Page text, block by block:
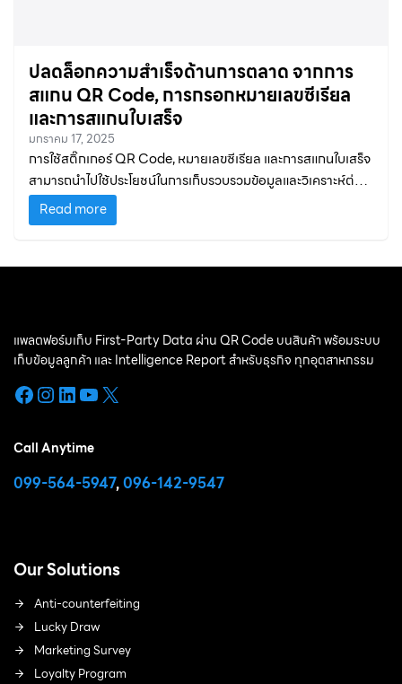
ปลดล็อกความสำเร็จด้านการตลาด จากการ
สแกน QR Code, การกรอกหมายเลขซีเรียล
และการสแกนใบเสร็จ
มกราคม 17, 2025
การใช้สติ๊กเกอร์ QR Code, หมายเลขซีเรียล และการสแกนใบเสร็จ
สามารถนำไปใช้ประโยชน์ในการเก็บรวบรวมข้อมูลและวิเคราะห์ต่อย
อดทางการตลาดได้
Read more
แพลตฟอร์มเก็บ First-Party Data ผ่าน QR Code บนสินค้า พร้อมระบบ
เก็บข้อมูลลูกค้า และ Intelligence Report สำหรับธุรกิจ ทุกอุตสาหกรรม
Facebook
Instagram
LinkedIn
YouTube
X
Call Anytime
099-564-5947,096-142-9547
Our Solutions
Anti-counterfeiting
Lucky Draw
Marketing Survey
Loyalty Program